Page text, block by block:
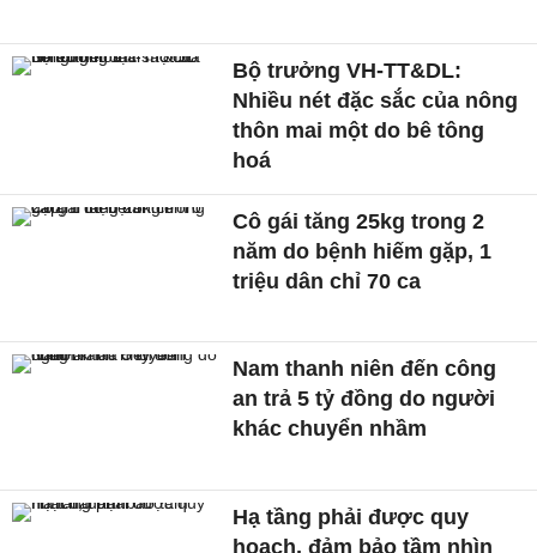
Bộ trưởng VH-TT&DL:
Nhiều nét đặc sắc của nông
thôn mai một do bê tông
hoá
Cô gái tăng 25kg trong 2
năm do bệnh hiếm gặp, 1
triệu dân chỉ 70 ca
Nam thanh niên đến công
an trả 5 tỷ đồng do người
khác chuyển nhầm
Hạ tầng phải được quy
hoạch, đảm bảo tầm nhìn